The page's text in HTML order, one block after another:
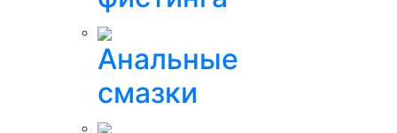
Анальные
смазки